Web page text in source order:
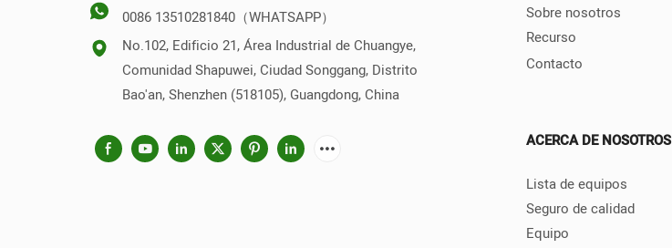
0086 13510281840（WHATSAPP）
No.102, Edificio 21, Área Industrial de Chuangye,
Comunidad Shapuwei, Ciudad Songgang, Distrito
Bao'an, Shenzhen (518105), Guangdong, China
Sobre nosotros
Recurso
Contacto
ACERCA DE NOSOTROS
Lista de equipos
Seguro de calidad
Equipo